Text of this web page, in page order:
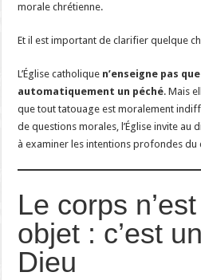
morale chrétienne.
Et il est important de clarifier quelque
L’Église catholique n’enseigne pas
automatiquement un péché. Mais
que tout tatouage est moralement
de questions morales, l’Église invite au
à examiner les intentions profondes du
Le corps
objet : c’est
Dieu